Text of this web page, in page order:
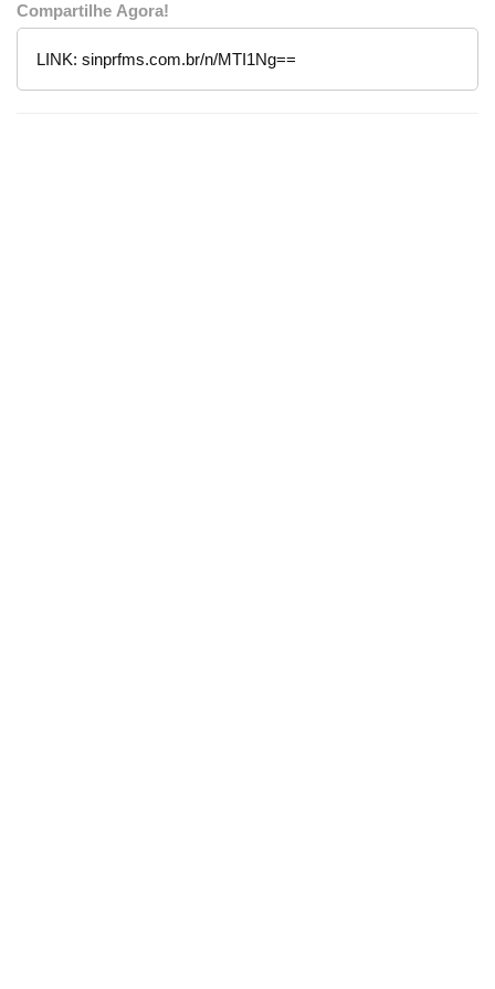
Compartilhe Agora!
LINK: sinprfms.com.br/n/MTI1Ng==